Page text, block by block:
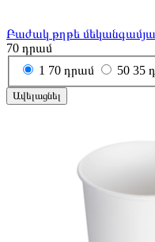
Բաժակ թղթե մեկանգամյա
70 դրամ
1 70 դրամ 50 35
Ավելացնել